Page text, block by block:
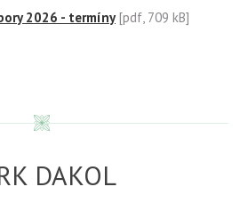
2026 - termíny[pdf, 709 kB]
DAKOL